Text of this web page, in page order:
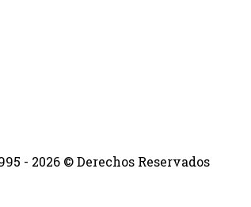
- 2026 © Derechos Reservados